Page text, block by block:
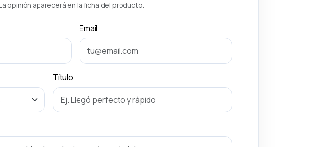
opinión aparecerá en la ficha del producto.
Email
Título